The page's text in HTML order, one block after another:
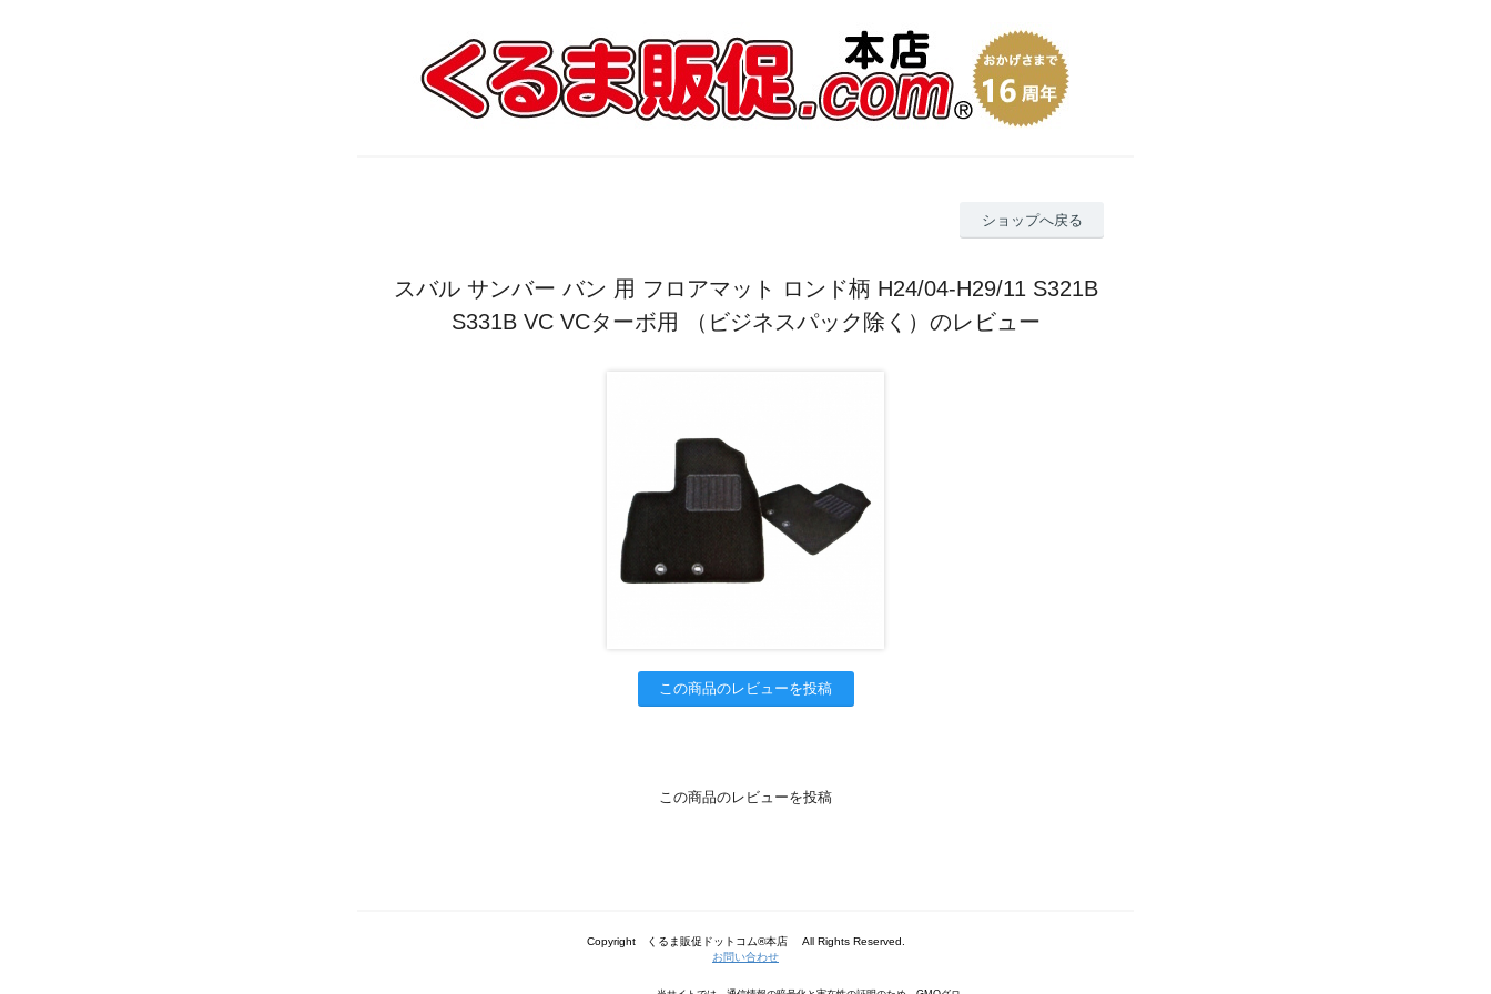
ショップへ戻る
スバル サンバー バン 用 フロアマット ロンド柄 H24/04-H29/11 S321B
S331B VC VCターボ用 （ビジネスパック除く）のレビュー
この商品のレビューを投稿
この商品のレビューを投稿
Copyright くるま販促ドットコム®本店 All Rights Reserved.
お問い合わせ